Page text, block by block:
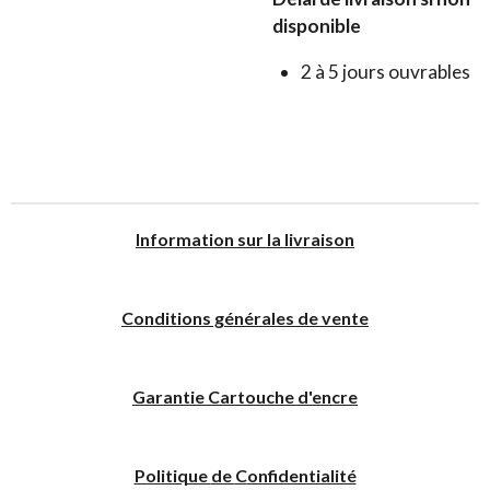
disponible
2 à 5 jours ouvrables
Information sur la livraison
Conditions générales de vente
Garantie Cartouche d'encre
Politique de Confidentialité